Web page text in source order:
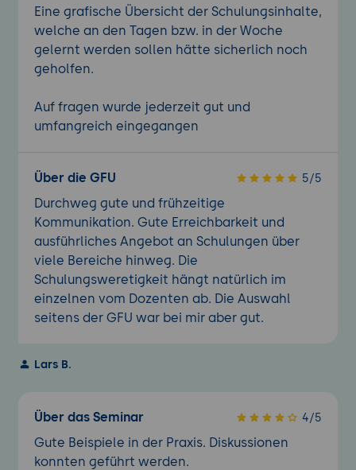
Eine grafische Übersicht der Schulungsinhalte,
welche an den Tagen bzw. in der Woche
gelernt werden sollen hätte sicherlich noch
geholfen.
Auf fragen wurde jederzeit gut und
umfangreich eingegangen
Über die GFU 5/5
Durchweg gute und frühzeitige
Kommunikation. Gute Erreichbarkeit und
ausführliches Angebot an Schulungen über
viele Bereiche hinweg. Die
Schulungsweretigkeit hängt natürlich im
einzelnen vom Dozenten ab. Die Auswahl
seitens der GFU war bei mir aber gut.
Lars B.
Über das Seminar 4/5
Gute Beispiele in der Praxis. Diskussionen
konnten geführt werden.